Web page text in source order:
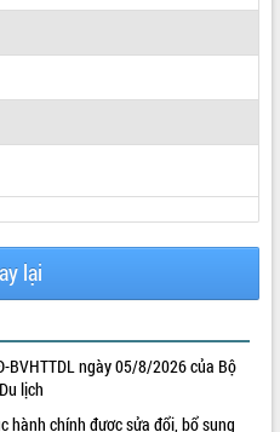
lại
BVHTTDL ngày 05/8/2026 của Bộ
lịch
hành chính được sửa đổi, bổ sung